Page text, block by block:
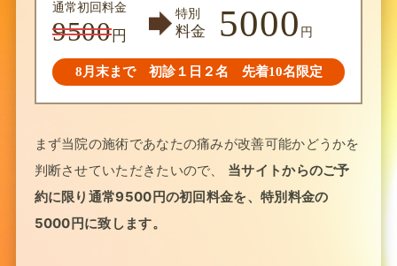
通常初回料金
9500円
特別
料金 5000 円
8月末まで 初診１日２名 先着10名限定
まず当院の施術であなたの痛みが改善可能かどうかを
判断させていただきたいので、 当サイトからのご予
約に限り通常9500円の初回料金を、特別料金の
5000円に致します。